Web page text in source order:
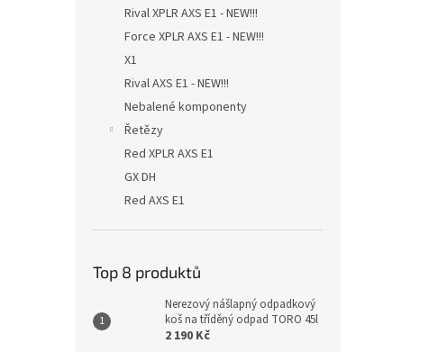
Rival XPLR AXS E1 - NEW!!!
Force XPLR AXS E1 - NEW!!!
X1
Rival AXS E1 - NEW!!!
Nebalené komponenty
Řetězy
Red XPLR AXS E1
GX DH
Red AXS E1
Top 8 produktů
Nerezový nášlapný odpadkový
koš na tříděný odpad TORO 45l
2 190 Kč